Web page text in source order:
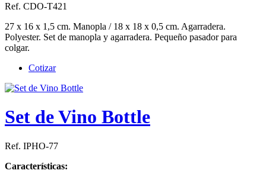
Ref. CDO-T421
27 x 16 x 1,5 cm. Manopla / 18 x 18 x 0,5 cm. Agarradera.
Polyester. Set de manopla y agarradera. Pequeño pasador para
colgar.
Cotizar
Set de Vino Bottle
Ref. IPHO-77
Características: